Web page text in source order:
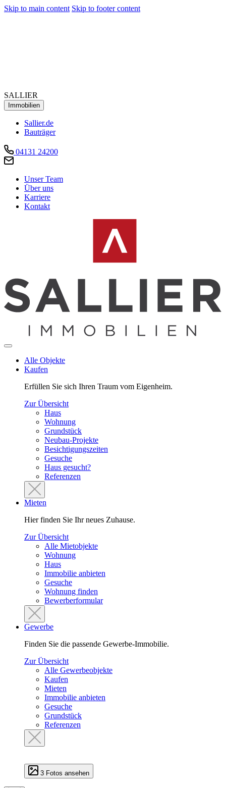
Skip to main content Skip to footer content
SALLIER
Immobilien
Sallier.de
Bauträger
04131 24200
Unser Team
Über uns
Karriere
Kontakt
Alle Objekte
Kaufen
Erfüllen Sie sich Ihren Traum vom Eigenheim.
Zur Übersicht
Haus
Wohnung
Grundstück
Neubau-Projekte
Besichtigungszeiten
Gesuche
Haus gesucht?
Referenzen
Mieten
Hier finden Sie Ihr neues Zuhause.
Zur Übersicht
Alle Mietobjekte
Wohnung
Haus
Immobilie anbieten
Gesuche
Wohnung finden
Bewerberformular
Gewerbe
Finden Sie die passende Gewerbe-Immobilie.
Zur Übersicht
Alle Gewerbeobjekte
Kaufen
Mieten
Immobilie anbieten
Gesuche
Grundstück
Referenzen
3 Fotos ansehen